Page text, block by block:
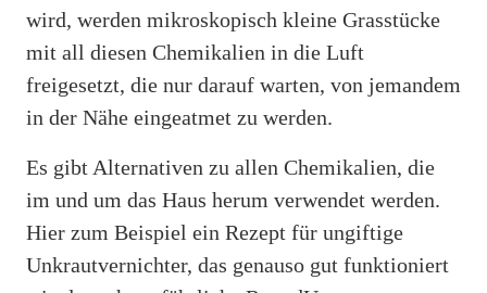
wird, werden mikroskopisch kleine Grasstücke
mit all diesen Chemikalien in die Luft
freigesetzt, die nur darauf warten, von jemandem
in der Nähe eingeatmet zu werden.
Es gibt Alternativen zu allen Chemikalien, die
im und um das Haus herum verwendet werden.
Hier zum Beispiel ein Rezept für ungiftige
Unkrautvernichter, das genauso gut funktioniert